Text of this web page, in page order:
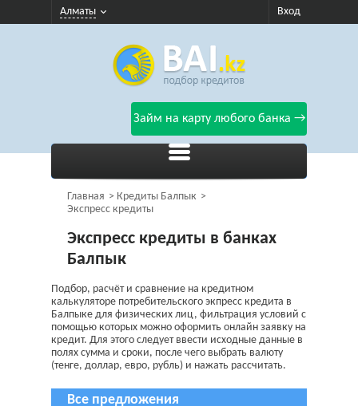
Алматы Вход
Займ на карту любого банка →
Главная
Кредиты Балпык
Экспресс кредиты
Экспресс кредиты в банках
Балпык
Подбор, расчёт и сравнение на кредитном
калькуляторе потребительского экпресс кредита в
Балпыке для физических лиц, фильтрация условий с
помощью которых можно оформить онлайн заявку на
кредит. Для этого следует ввести исходные данные в
полях сумма и сроки, после чего выбрать валюту
(тенге, доллар, евро, рубль) и нажать рассчитать.
Все предложения